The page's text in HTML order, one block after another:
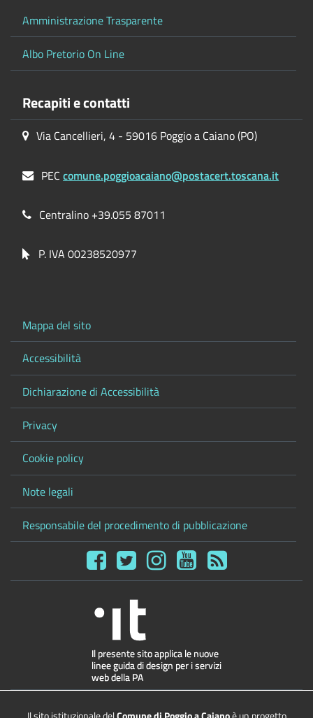
Amministrazione Trasparente
Albo Pretorio On Line
Recapiti e contatti
Via Cancellieri, 4 - 59016 Poggio a Caiano (PO)
PECcomune.poggioacaiano@postacert.toscana.it
Centralino +39.055 87011
P. IVA 00238520977
Mappa del sito
Accessibilità
Dichiarazione di Accessibilità
Privacy
Cookie policy
Note legali
Responsabile del procedimento di pubblicazione